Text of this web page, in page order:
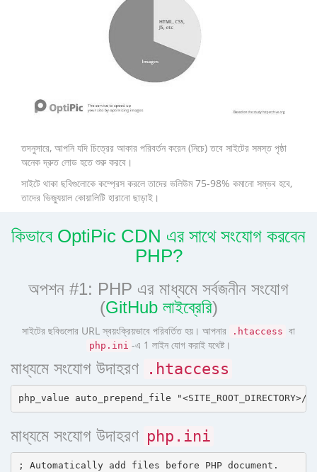
তদনুসারে, আপনি যদি চিত্রের আকার পরিবর্তন করেন (নিচে) তবে সাইটের সমস্ত পৃষ্ঠা
অনেক দ্রুত লোড হতে শুরু করবে।
সাইটে থাকা ছবিগুলোকে কম্প্রেস করলে তাদের ভলিউম 75-98% কমানো সম্ভব হবে,
তাদের ভিজ্যুয়াল কোয়ালিটি হারানো ছাড়াই।
কিভাবে OptiPic CDN এর সাথে সংযোগ করবেন
PHP?
অপশন #1: PHP এর মাধ্যমে সর্বজনীন সংযোগ
(GitHub লাইব্রেরি)
সাইটের ছবিগুলোর URL স্বয়ংক্রিয়ভাবে পরিবর্তিত হয়। আপনার .htaccess বা
php.ini -এ 1 লাইন যোগ করাই যথেষ্ট।
মাধ্যমে সংযোগ উদাহরণ .htaccess
মাধ্যমে সংযোগ উদাহরণ php.ini
; Automatically add files before PHP document.